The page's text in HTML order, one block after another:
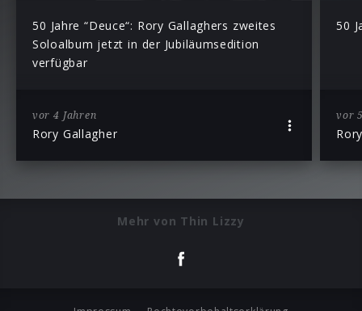
50 Jahre “Deuce“: Rory Gallaghers zweites
Soloalbum jetzt in der Jubiläumsedition
verfügbar
vor 4 Jahren
Rory Gallagher
50
vor
Mehr von Thin Lizzy